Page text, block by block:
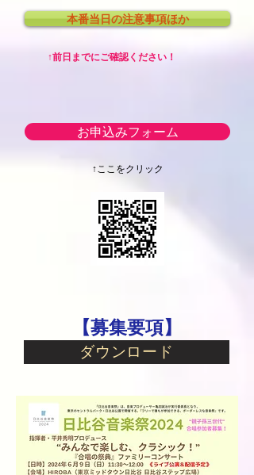
本番当日の注意事項ほか
↑前日までにご確認ください！
お申込みフォーム
↑ここをクリック
【募集要項】
ダウンロード